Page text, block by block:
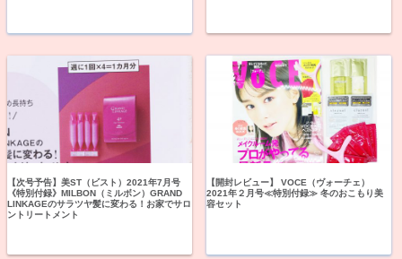
【次号予告】美ST（ビスト）2021年7月号
《特別付録》MILBON（ミルボン）GRAND
LINKAGEのサラツヤ髪に変わる！お家でサロ
ントリートメント
【開封レビュー】 VOCE（ヴォーチェ）
2021年２月号≪特別付録≫ 冬のおこもり美
容セット